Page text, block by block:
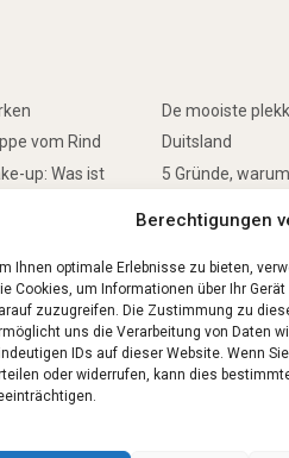
Berechtigungen
Ihnen optimale Erlebnisse zu bieten,
Cookies, um Informationen über Ihr
zuzugreifen. Die Zustimmung zu
uns die Verarbeitung von Daten
IDs auf dieser Website. Wenn
oder widerrufen, kann dies
vom Rind
up: Was ist
De mooiste
Duitsland
5 Gründe,